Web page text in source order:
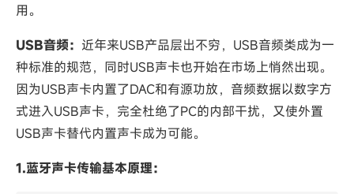
用。
USB音频： 近年来USB产品层出不穷，USB音频类成为一
种标准的规范，同时USB声卡也开始在市场上悄然出现。
因为USB声卡内置了DAC和有源功放，音频数据以数字方
式进入USB声卡，完全杜绝了PC的内部干扰，又使外置
USB声卡替代内置声卡成为可能。
1.蓝牙声卡传输基本原理：